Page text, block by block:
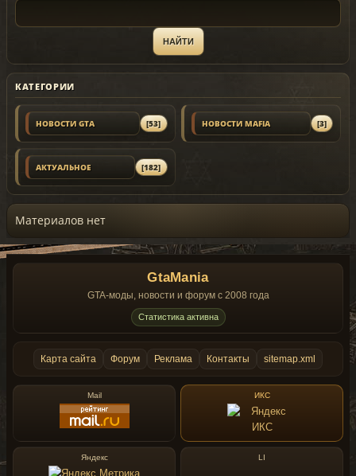
КАТЕГОРИИ
НОВОСТИ GTA [53] НОВОСТИ MAFIA [3]
АКТУАЛЬНОЕ [182]
Материалов нет
GtaMania
GTA-моды, новости и форум с 2008 года
Статистика активна
Карта сайта Форум Реклама Контакты sitemap.xml
Mail ИКС
Яндекс LI